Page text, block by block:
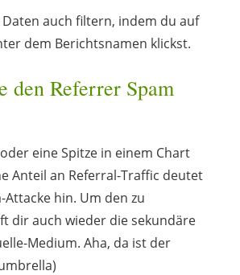
auch filtern, indem du auf
dem Berichtsnamen klickst.
den Referrer Spam
eine Spitze in einem Chart
Anteil an Referral-Traffic deutet
Attacke hin. Um den zu
dir auch wieder die sekundäre
Medium. Aha, da ist der